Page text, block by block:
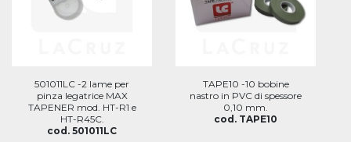
501011LC -2 lame per
pinza legatrice MAX
TAPENER mod. HT-R1 e
HT-R45C.
cod. 501011LC
TAPE10 -10 bobine
nastro in PVC di spessore
0,10 mm.
cod. TAPE10